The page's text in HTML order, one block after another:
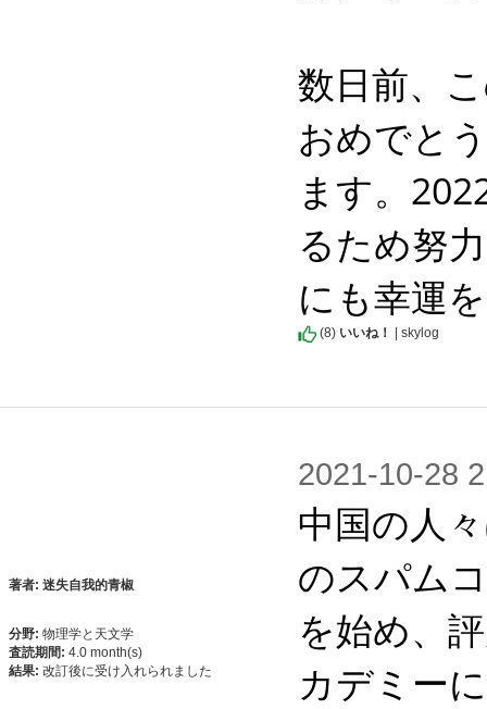
数日前、
おめでと
ます。
るため努
にも幸運
(8) いいね！ | skylog
著者: 迷失自我的青椒
分野: 物理学と天文学
査読期間: 4.0 month(s)
結果: 改訂後に受け入れられました
2021-10-28
中国の人
のスパム
を始め、
カデミー